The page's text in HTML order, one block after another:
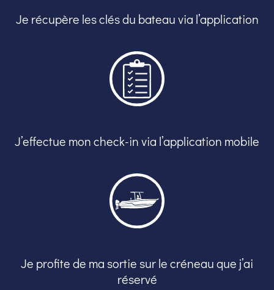
Je récupère les clés du bateau via l’application
J’effectue mon check-in via l’application mobile
Je profite de ma sortie sur le créneau que j’ai
réservé